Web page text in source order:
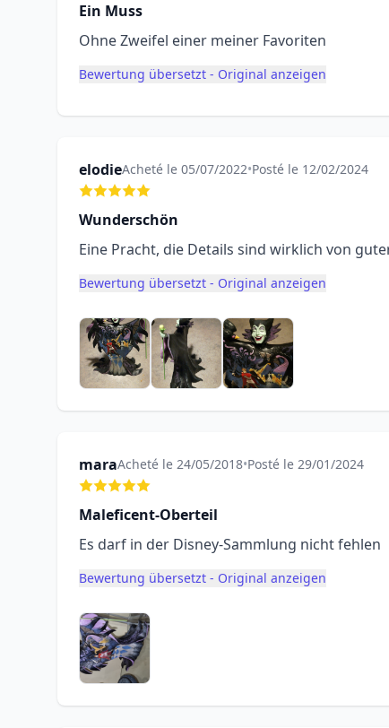
Ein Muss
Ohne Zweifel einer meiner Favoriten
Bewertung übersetzt - Original anzeigen
elodieAcheté le 05/07/2022•Posté le 12/02/2024
Wunderschön
Eine Pracht, die Details sind wirklich von
Bewertung übersetzt - Original anzeigen
maraAcheté le 24/05/2018•Posté le 29/01/2024
Maleficent-Oberteil
Es darf in der Disney-Sammlung nicht fehlen
Bewertung übersetzt - Original anzeigen